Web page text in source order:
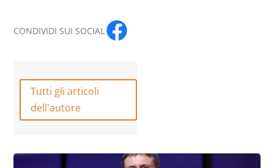
CONDIVIDI SUI SOCIAL
Tutti gli articoli
dell'autore